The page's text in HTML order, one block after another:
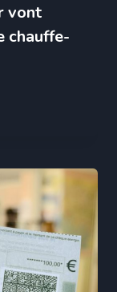
vont
chauffe-